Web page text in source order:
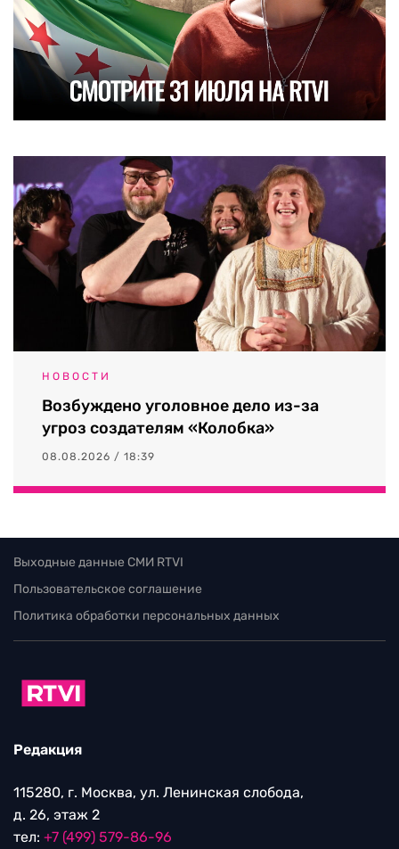
НОВОСТИ
Возбуждено уголовное дело из-за
угроз создателям «Колобка»
08.08.2026 / 18:39
Выходные данные СМИ RTVI
Пользовательское соглашение
Политика обработки персональных данных
Редакция
115280, г. Москва, ул. Ленинская слобода,
д. 26, этаж 2
тел: +7 (499) 579-86-96